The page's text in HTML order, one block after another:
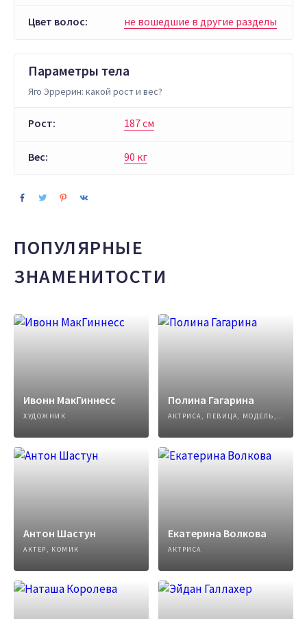
Цвет волос: не вошедшие в другие разделы
Параметры тела
Яго Эррерин: какой рост и вес?
Рост: 187 см
Вес: 90 кг
ПОПУЛЯРНЫЕ
ЗНАМЕНИТОСТИ
Ивонн МакГиннесс
ХУДОЖНИК
Полина Гагарина
АКТРИСА, ПЕВИЦА, МОДЕЛЬ, АВТОР ПЕСЕН
Антон Шастун
АКТЕР, КОМИК
Екатерина Волкова
АКТРИСА